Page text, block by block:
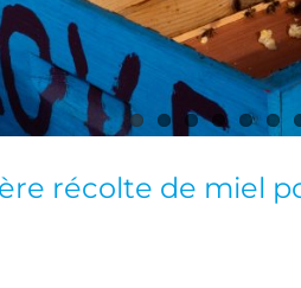
récolte de miel